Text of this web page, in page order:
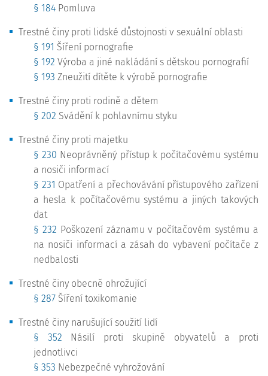
§ 184 Pomluva
Trestné činy proti lidské důstojnosti v sexuální oblasti
§ 191 Šíření pornografie
§ 192 Výroba a jiné nakládání s dětskou pornografií
§ 193 Zneužití dítěte k výrobě pornografie
Trestné činy proti rodině a dětem
§ 202 Svádění k pohlavnímu styku
Trestné činy proti majetku
§ 230 Neoprávněný přístup k počítačovému systému
a nosiči informací
§ 231 Opatření a přechovávání přístupového zařízení
a hesla k počítačovému systému a jiných takových
dat
§ 232 Poškození záznamu v počítačovém systému a
na nosiči informací a zásah do vybavení počítače z
nedbalosti
Trestné činy obecně ohrožující
§ 287 Šíření toxikomanie
Trestné činy narušující soužití lidí
§ 352 Násilí proti skupině obyvatelů a proti
jednotlivci
§ 353 Nebezpečné vyhrožování